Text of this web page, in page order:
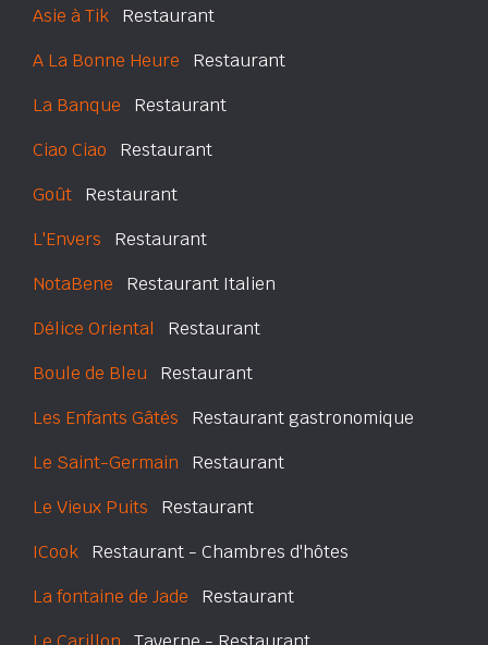
Asie à Tik Restaurant
A La Bonne Heure Restaurant
La Banque Restaurant
Ciao Ciao Restaurant
Goût Restaurant
L'Envers Restaurant
NotaBene Restaurant Italien
Délice Oriental Restaurant
Boule de Bleu Restaurant
Les Enfants Gâtés Restaurant gastronomique
Le Saint-Germain Restaurant
Le Vieux Puits Restaurant
ICook Restaurant - Chambres d'hôtes
La fontaine de Jade Restaurant